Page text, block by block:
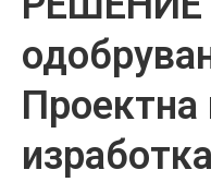
Проектна